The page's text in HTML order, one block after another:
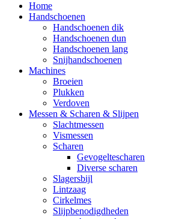
Home
Handschoenen
Handschoenen dik
Handschoenen dun
Handschoenen lang
Snijhandschoenen
Machines
Broeien
Plukken
Verdoven
Messen & Scharen & Slijpen
Slachtmessen
Vismessen
Scharen
Gevogeltescharen
Diverse scharen
Slagersbijl
Lintzaag
Cirkelmes
Slijpbenodigdheden